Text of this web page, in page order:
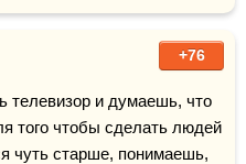
+76
телевизор и думаешь, что
того чтобы сделать людей
чуть старше, понимаешь,